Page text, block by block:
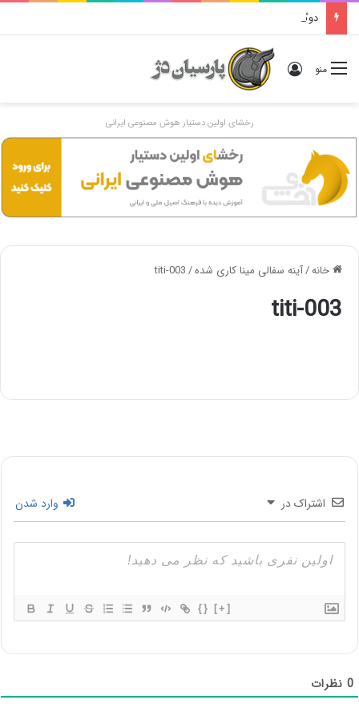
دوگانهٔ «ایرانی و اَنیرانی»: بررسی تاریخی، مفهومی و ایدئولوژیک
منو ورود
رخشای اولین دستیار هوش مصنوعی ایرانی
خانه/آینه سفالی مینا کاری شده/
titi-003
titi-003
اشتراک در وارد شدن
{} [+]
0 نظرات